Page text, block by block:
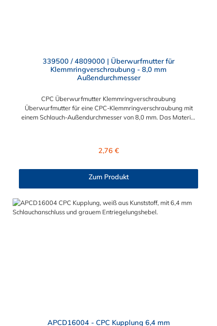
339500 / 4809000 | Überwurfmutter für
Klemmringverschraubung - 8,0 mm
Außendurchmesser
CPC Überwurfmutter Klemmringverschraubung
Überwurfmutter für eine CPC-Klemmringverschraubung mit
einem Schlauch-Außendurchmesser von 8,0 mm. Das Material
Regulärer Preis:
2,76 €
Zum Produkt
APCD16004 - CPC Kupplung 6,4 mm